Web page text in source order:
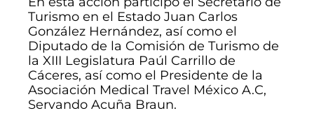
Turismo en el Estado Juan Carlos
González Hernández, así como el
Diputado de la Comisión de Turismo de
la XIII Legislatura Paúl Carrillo de
Cáceres, así como el Presidente de la
Asociación Medical Travel México A.C,
Servando Acuña Braun.